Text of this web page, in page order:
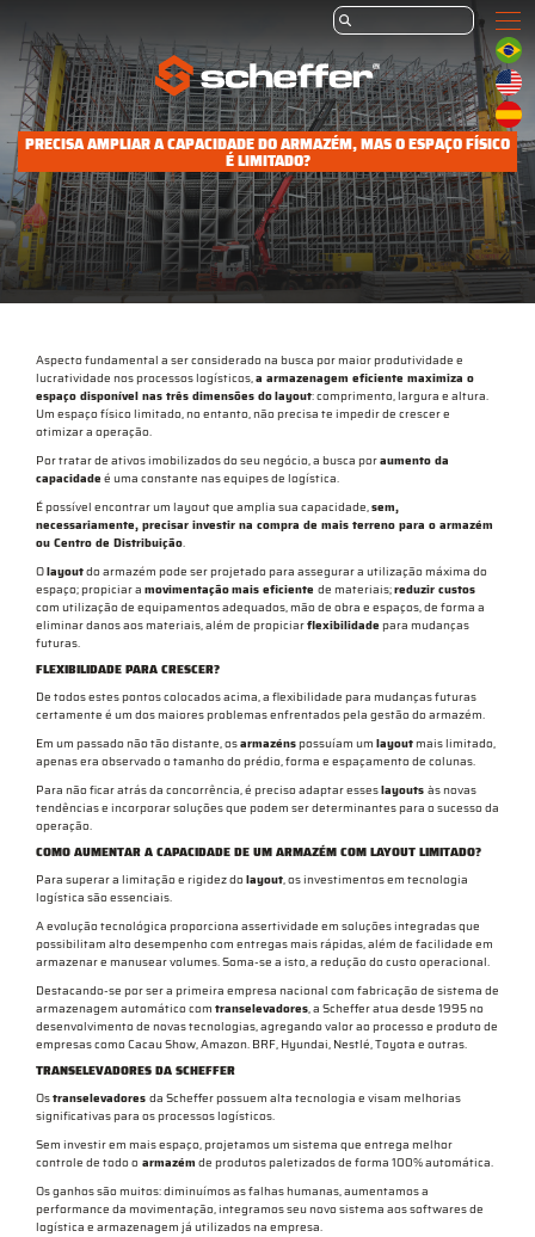
PRECISA AMPLIAR A CAPACIDADE DO ARMAZÉM, MAS O ESPAÇO FÍSICO
É LIMITADO?
Aspecto fundamental a ser considerado na busca por maior produtividade e
lucratividade nos processos logísticos,a armazenagem eficiente maximiza o
espaço disponível nas três dimensões dolayout: comprimento, largura e altura.
Um espaço físico limitado, no entanto, não precisa te impedir de crescer e
otimizar a operação.
Por tratar de ativos imobilizados do seu negócio, a busca poraumento da
capacidade é uma constante nas equipes de logística.
É possível encontrar um layout que amplia sua capacidade,sem,
necessariamente, precisar investir na compra de mais terreno para o armazém
ou Centro de Distribuição.
Olayoutdo armazém pode ser projetado para assegurar a utilização máxima do
espaço; propiciar a movimentaçãomais eficiente de materiais;reduzir custos
com utilização de equipamentos adequados, mão de obra e espaços, de forma a
eliminar danos aos materiais, além de propiciarflexibilidade para mudanças
futuras.
FLEXIBILIDADE PARA CRESCER?
De todos estes pontos colocados acima, a flexibilidade para mudanças futuras
certamente é um dos maiores problemas enfrentados pela gestão do armazém.
Em um passado não tão distante, osarmazénspossuíam um layoutmais limitado,
apenas era observado o tamanho do prédio, forma e espaçamento de colunas.
Para não ficar atrás da concorrência, é preciso adaptar esseslayouts às novas
tendências e incorporar soluções que podem ser determinantes para o sucesso da
operação.
COMO AUMENTAR A CAPACIDADE DE UM ARMAZÉM COM LAYOUT LIMITADO?
Para superar a limitação e rigidez dolayout, os investimentos em tecnologia
logística são essenciais.
A evolução tecnológica proporciona assertividade em soluções integradas que
possibilitam alto desempenho com entregas mais rápidas, além de facilidade em
armazenar e manusear volumes. Soma-se a isto, a redução do custo operacional.
Destacando-se por ser a primeira empresa nacional com fabricação de sistema de
armazenagem automático com transelevadores, a Scheffer atua desde 1995 no
desenvolvimento de novas tecnologias, agregando valor ao processo e produto de
empresas como Cacau Show, Amazon. BRF, Hyundai, Nestlé, Toyota e outras.
TRANSELEVADORES DA SCHEFFER
Ostranselevadores da Scheffer possuem alta tecnologia e visam melhorias
significativas para os processos logísticos.
Sem investir em mais espaço, projetamos um sistema que entrega melhor
controle de todo o armazém de produtos paletizados de forma 100% automática.
Os ganhos são muitos: diminuímos as falhas humanas, aumentamos a
performance da movimentação, integramos seu novo sistema aos softwares de
logística e armazenagem já utilizados na empresa.